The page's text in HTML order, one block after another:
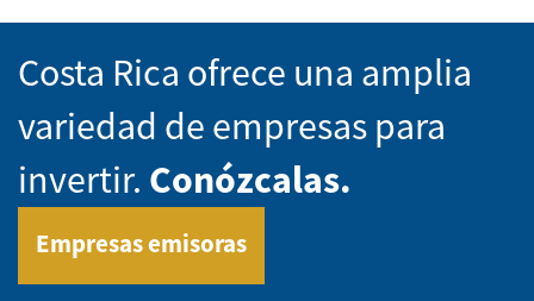
Costa Rica ofrece una amplia
variedad de empresas para
invertir. Conózcalas.
Empresas emisoras